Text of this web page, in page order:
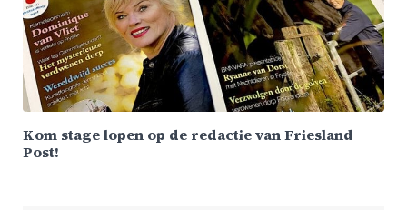
Kom stage lopen op de redactie van Friesland
Post!